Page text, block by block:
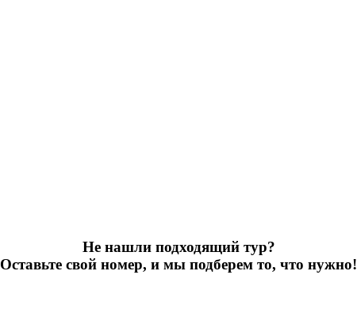
Не нашли подходящий тур?
Оставьте свой номер, и мы подберем то, что нужно!